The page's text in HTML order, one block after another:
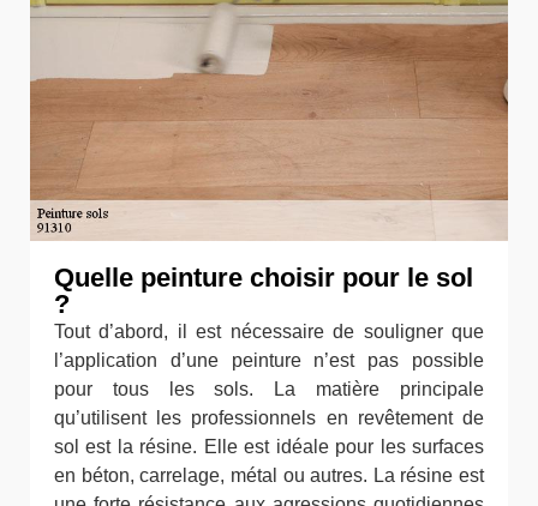
Quelle peinture choisir pour le sol
?
Tout d’abord, il est nécessaire de souligner que
l’application d’une peinture n’est pas possible
pour tous les sols. La matière principale
qu’utilisent les professionnels en revêtement de
sol est la résine. Elle est idéale pour les surfaces
en béton, carrelage, métal ou autres. La résine est